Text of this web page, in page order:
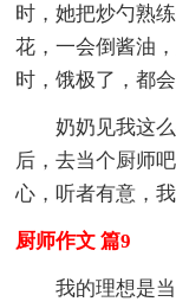
时，她把炒勺熟
花，一会倒酱油
时，饿极了，都
奶奶见我这么
后，去当个厨师
心，听者有意，
厨师作文 篇9
我的理想是当